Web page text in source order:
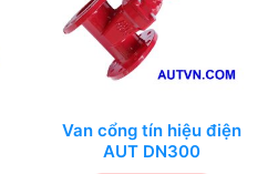
Van cổng tín hiệu điện
AUT DN300